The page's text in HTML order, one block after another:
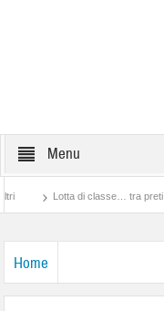
Menu
tra preti e frati Montescaglioso
Home